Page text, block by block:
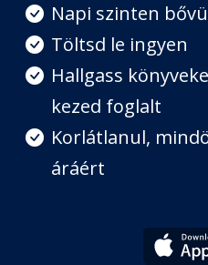
Napi szinten
Töltsd le ingyen
Hallgass
kezed foglalt
Korlátlanul,
áráért